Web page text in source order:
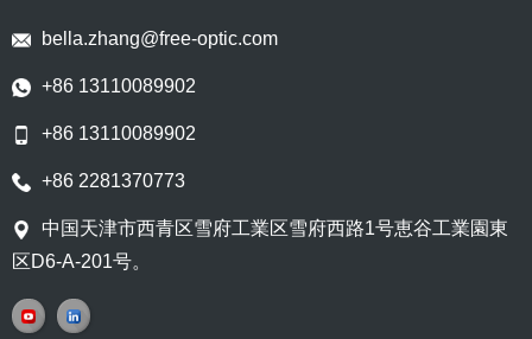
bella.zhang@free-optic.com
+86 13110089902
+86 13110089902
+86 2281370773
中国天津市西青区雪府工業区雪府西路1号恵谷工業園東
区D6-A-201号。